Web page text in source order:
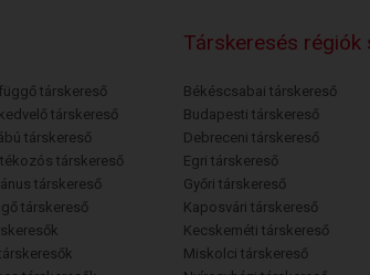
társkereső
társkereső
társkereső
társkereső
társkereső
társkereső
Társkeresés régiók
Békéscsabai társkereső
Budapesti társkereső
Debreceni társkereső
Egri társkereső
Győri társkereső
Kaposvári társkereső
Kecskeméti társkereső
Miskolci társkereső